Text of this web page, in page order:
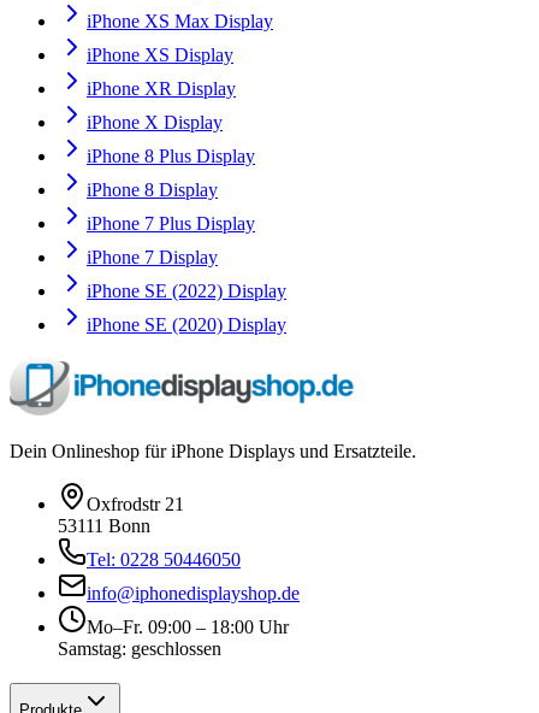
iPhone XS Max Display
iPhone XS Display
iPhone XR Display
iPhone X Display
iPhone 8 Plus Display
iPhone 8 Display
iPhone 7 Plus Display
iPhone 7 Display
iPhone SE (2022) Display
iPhone SE (2020) Display
Dein Onlineshop für iPhone Displays und Ersatzteile.
Oxfrodstr 21
53111 Bonn
Tel: 0228 50446050
info@iphonedisplayshop.de
Mo–Fr. 09:00 – 18:00 Uhr
Samstag: geschlossen